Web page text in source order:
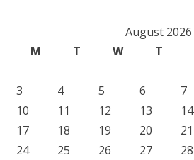
August 2026
M
T W T
3
4 5 6 7
10
11 12 13 14
17
18 19 20 21
24
25 26 27 28